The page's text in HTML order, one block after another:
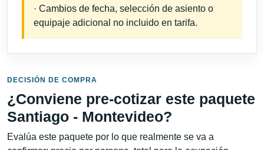
· Cambios de fecha, selección de asiento o
equipaje adicional no incluido en tarifa.
DECISIÓN DE COMPRA
¿Conviene pre-cotizar este paquete
Santiago - Montevideo?
Evalúa este paquete por lo que realmente se va a